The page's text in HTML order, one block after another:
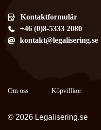
Kontaktformulär
+46 (0)8-5333 2080
kontakt@legalisering.se
© 2026 Legalisering.se
Om oss Köpvillkor